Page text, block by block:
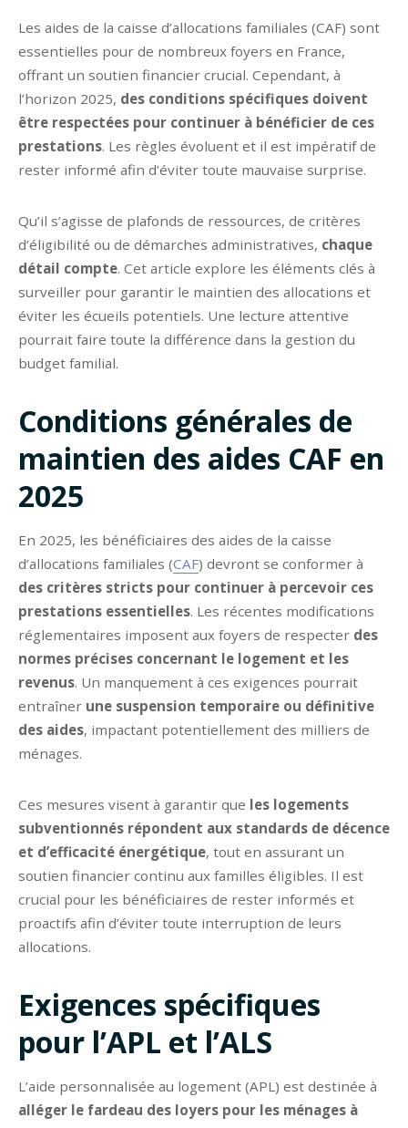
Les aides de la caisse d’allocations familiales (CAF) sont
essentielles pour de nombreux foyers en France,
offrant un soutien financier crucial. Cependant, à
l’horizon 2025, des conditions spécifiques doivent
être respectées pour continuer à bénéficier de ces
prestations. Les règles évoluent et il est impératif de
rester informé afin d’éviter toute mauvaise surprise.
Qu’il s’agisse de plafonds de ressources, de critères
d’éligibilité ou de démarches administratives, chaque
détail compte. Cet article explore les éléments clés à
surveiller pour garantir le maintien des allocations et
éviter les écueils potentiels. Une lecture attentive
pourrait faire toute la différence dans la gestion du
budget familial.
Conditions générales de
maintien des aides CAF en
2025
En 2025, les bénéficiaires des aides de la caisse
d’allocations familiales (CAF) devront se conformer à
des critères stricts pour continuer à percevoir ces
prestations essentielles. Les récentes modifications
réglementaires imposent aux foyers de respecter des
normes précises concernant le logement et les
revenus. Un manquement à ces exigences pourrait
entraîner une suspension temporaire ou définitive
des aides, impactant potentiellement des milliers de
ménages.
Ces mesures visent à garantir que les logements
subventionnés répondent aux standards de décence
et d’efficacité énergétique, tout en assurant un
soutien financier continu aux familles éligibles. Il est
crucial pour les bénéficiaires de rester informés et
proactifs afin d’éviter toute interruption de leurs
allocations.
Exigences spécifiques
pour l’APL et l’ALS
L’aide personnalisée au logement (APL) est destinée à
alléger le fardeau des loyers pour les ménages à